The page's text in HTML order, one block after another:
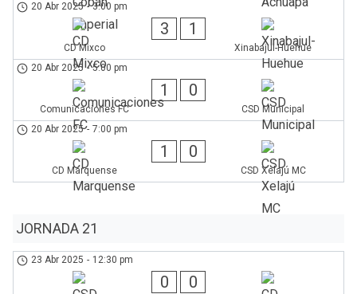
20 Abr 2025 - 3:00 pm
CD Mixco
3 1
Xinabajul-Huehue
20 Abr 2025 - 5:00 pm
Comunicaciones FC
1 0
CSD Municipal
20 Abr 2025 - 7:00 pm
CD Marquense
1 0
CSD Xelajú MC
JORNADA 21
23 Abr 2025 - 12:30 pm
0 0